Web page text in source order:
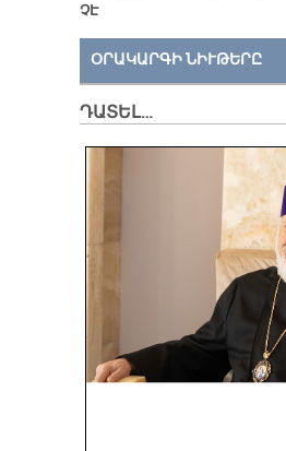
ՉԷ
ՕՐԱԿԱՐԳԻ ՆԻՒԹԵՐԸ
ԴԱՏԵԼ…